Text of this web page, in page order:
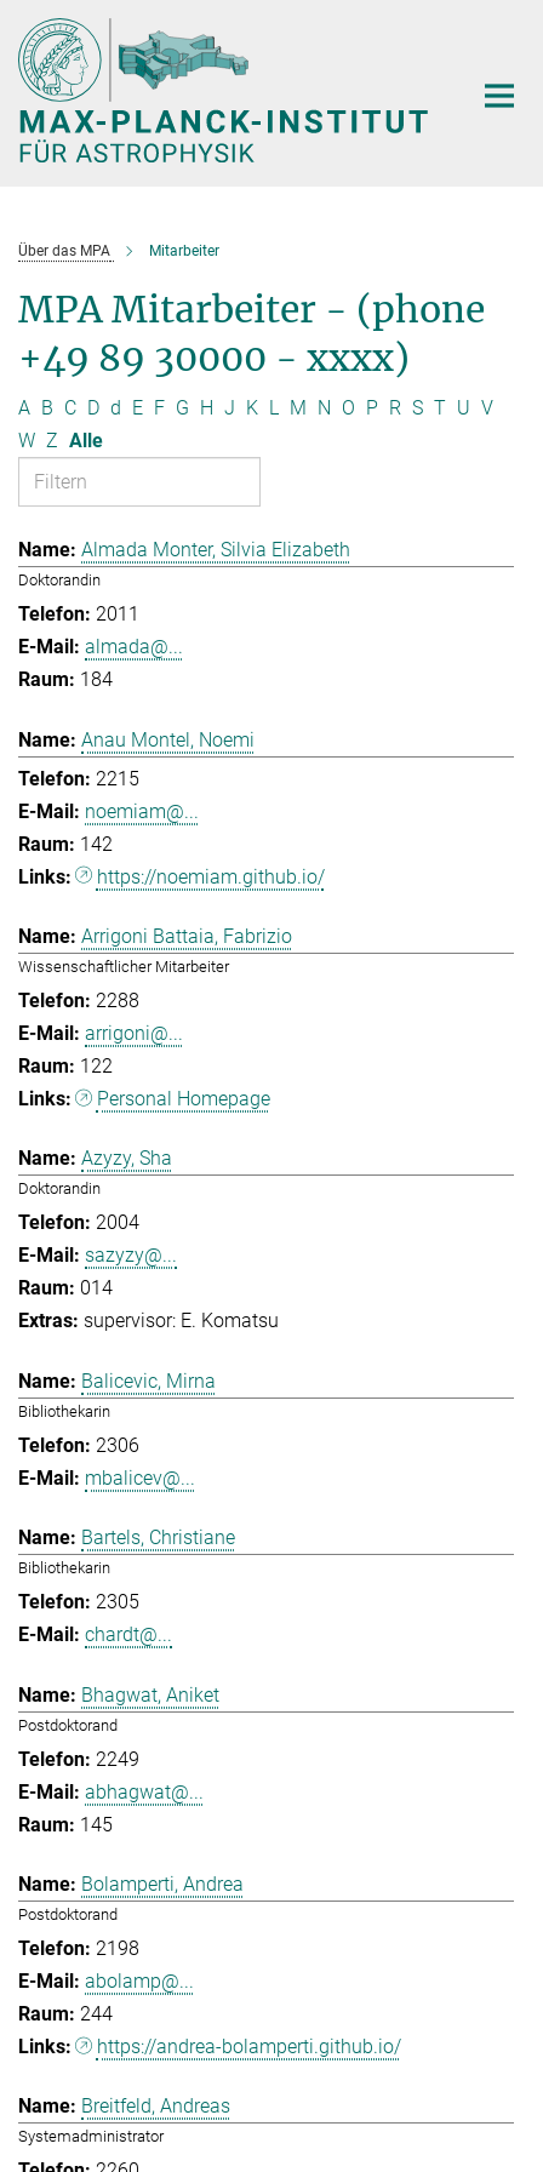
Hauptinhalt
Über das MPA Mitarbeiter
MPA Mitarbeiter - (phone
+49 89 30000 - xxxx)
A B C D d E F G H J K L M N O P R S T U V
W Z Alle
Almada Monter, Silvia Elizabeth
Doktorandin
2011
almada@...
184
Anau Montel, Noemi
2215
noemiam@...
142
https://noemiam.github.io/
Arrigoni Battaia, Fabrizio
Wissenschaftlicher Mitarbeiter
2288
arrigoni@...
122
Personal Homepage
Azyzy, Sha
Doktorandin
2004
sazyzy@...
014
supervisor: E. Komatsu
Balicevic, Mirna
Bibliothekarin
2306
mbalicev@...
Bartels, Christiane
Bibliothekarin
2305
chardt@...
Bhagwat, Aniket
Postdoktorand
2249
abhagwat@...
145
Bolamperti, Andrea
Postdoktorand
2198
abolamp@...
244
https://andrea-bolamperti.github.io/
Breitfeld, Andreas
Systemadministrator